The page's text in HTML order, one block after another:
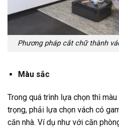
Phương pháp cắt chữ thành
Màu sắc
Trong quá trình lựa chọn thì
trọng, phải lựa chọn vách có
căn nhà. Ví dụ như với căn